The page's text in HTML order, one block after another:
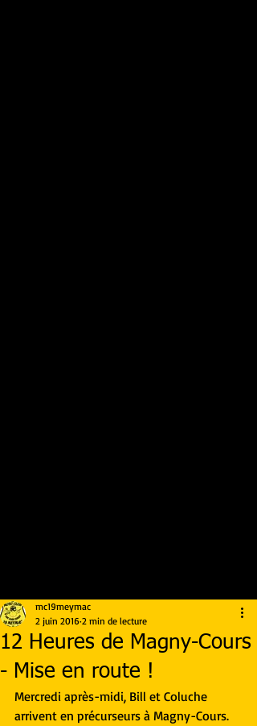
12 Heures de Magny-Cours
- Mise en route !
mc19meymac
2 juin 2016 2 min de lecture
Mercredi après-midi, Bill et Coluche
arrivent en précurseurs à Magny-Cours.